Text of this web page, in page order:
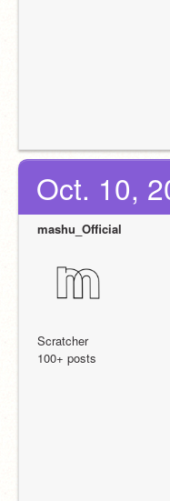
Oct. 10,
mashu_Official
Scratcher
100+ posts